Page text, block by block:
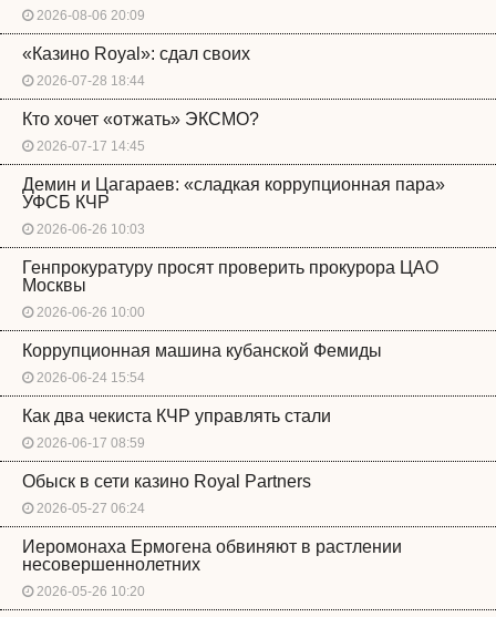
2026-08-06 20:09
«Казино Royal»: сдал своих
2026-07-28 18:44
Кто хочет «отжать» ЭКСМО?
2026-07-17 14:45
Демин и Цагараев: «сладкая коррупционная пара»
УФСБ КЧР
2026-06-26 10:03
Генпрокуратуру просят проверить прокурора ЦАО
Москвы
2026-06-26 10:00
Коррупционная машина кубанской Фемиды
2026-06-24 15:54
Как два чекиста КЧР управлять стали
2026-06-17 08:59
Обыск в сети казино Royal Partners
2026-05-27 06:24
Иеромонаха Ермогена обвиняют в растлении
несовершеннолетних
2026-05-26 10:20